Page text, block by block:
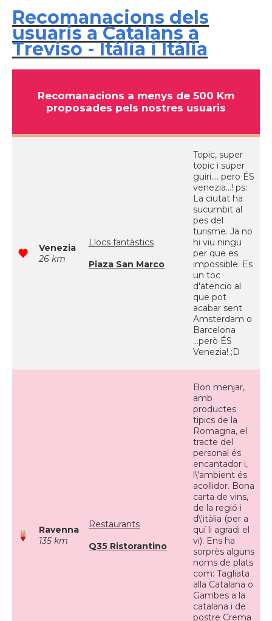
Recomanacions dels
usuaris a Catalans a
Treviso - Itàlia i Itàlia
Recomanacions a menys de 500 Km
proposades pels nostres usuaris
Venezia
26 km
Llocs fantàstics
Piaza San Marco
Topic, super
topic i super
guiri.... pero ÉS
venezia...! ps:
La ciutat ha
sucumbit al
pes del
turisme. Ja no
hi viu ningu
per que es
impossible. Es
un toc
d'atencio al
que pot
acabar sent
Amsterdam o
Barcelona
...però ÉS
Venezia! ;D
Ravenna
135 km
Restaurants
Q35 Ristorantino
Bon menjar,
amb
productes
tipics de la
Romagna, el
tracte del
personal és
encantador i,
l\'ambient és
acollidor. Bona
carta de vins,
de la regió i
d\'itàlia (per a
quí li agradi el
vi). Ens ha
sorprès alguns
noms de plats
com: Tagliata
alla Catalana o
Gambes a la
catalana i de
postre Crema